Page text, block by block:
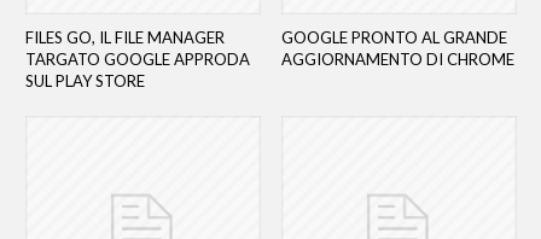
FILES GO, IL FILE MANAGER
TARGATO GOOGLE APPRODA
SUL PLAY STORE
GOOGLE PRONTO AL GRANDE
AGGIORNAMENTO DI CHROME